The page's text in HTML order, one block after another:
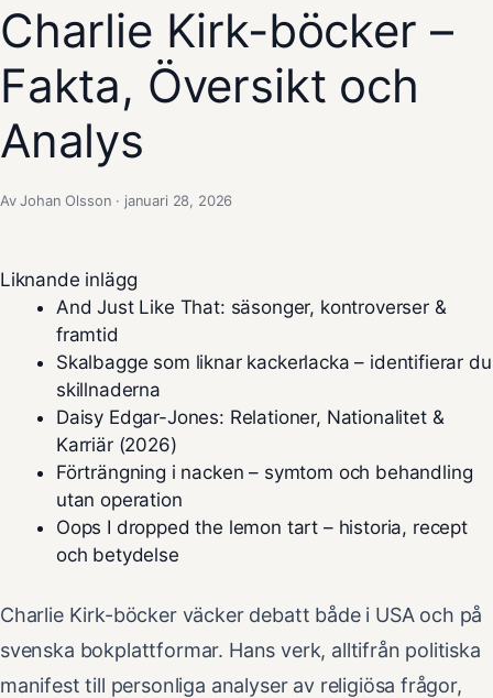
Charlie Kirk-böcker –
Fakta, Översikt och
Analys
Av Johan Olsson · januari 28, 2026
Liknande inlägg
And Just Like That: säsonger, kontroverser &
framtid
Skalbagge som liknar kackerlacka – identifierar du
skillnaderna
Daisy Edgar-Jones: Relationer, Nationalitet &
Karriär (2026)
Förträngning i nacken – symtom och behandling
utan operation
Oops I dropped the lemon tart – historia, recept
och betydelse
Charlie Kirk-böcker väcker debatt både i USA och på
svenska bokplattformar. Hans verk, alltifrån politiska
manifest till personliga analyser av religiösa frågor,